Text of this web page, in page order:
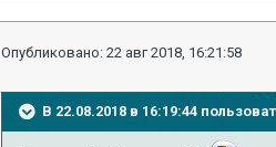
Опубликовано:22 авг 2018, 16:21:58
В 22.08.2018 в 16:19:44